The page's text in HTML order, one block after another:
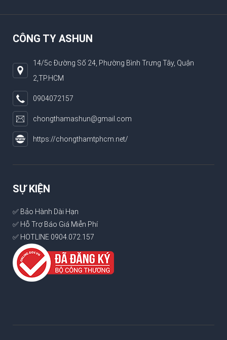
CÔNG TY ASHUN
14/5c Đường Số 24, Phường Bình Trưng Tây, Quận
2,TP.HCM
0904072157
chongthamashun@gmail.com
https://chongthamtphcm.net/
SỰ KIỆN
✅ Bảo Hành Dài Hạn
✅ Hỗ Trợ Báo Giá Miễn Phí
✅ HOTLINE 0904.072.157